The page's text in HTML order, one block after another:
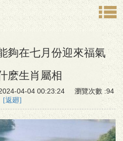
夠在七月份迎來福氣
麽生肖屬相
04-04 00:23:24 瀏覽次數 :94
[返廻]